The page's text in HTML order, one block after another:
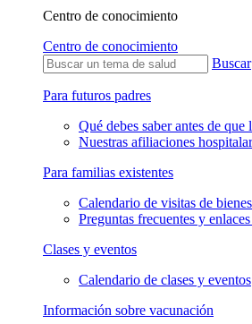
Centro de conocimiento
Centro de conocimiento
Buscar
Para futuros padres
Qué debes saber antes de que
Nuestras afiliaciones
Para familias existentes
Calendario de visitas de
Preguntas frecuentes y
Clases y eventos
Calendario de clases y eventos
Información sobre vacunación